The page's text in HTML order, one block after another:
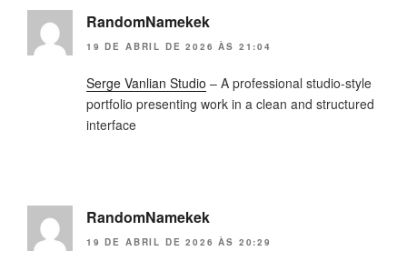
RandomNamekek
19 DE ABRIL DE 2026 ÀS 21:04
Serge Vanlian Studio – A professional studio-style
portfolio presenting work in a clean and structured
interface
RandomNamekek
19 DE ABRIL DE 2026 ÀS 20:29